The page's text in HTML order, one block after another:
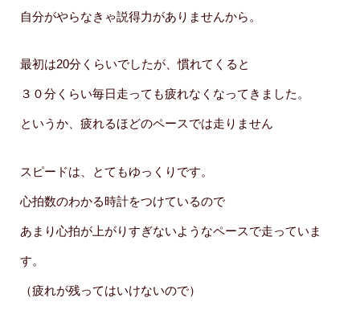
自分がやらなきゃ説得力がありませんから。
最初は20分くらいでしたが、慣れてくると
３０分くらい毎日走っても疲れなくなってきました。
というか、疲れるほどのペースでは走りません
スピードは、とてもゆっくりです。
心拍数のわかる時計をつけているので
あまり心拍が上がりすぎないようなペースで走っていま
す。
（疲れが残ってはいけないので）